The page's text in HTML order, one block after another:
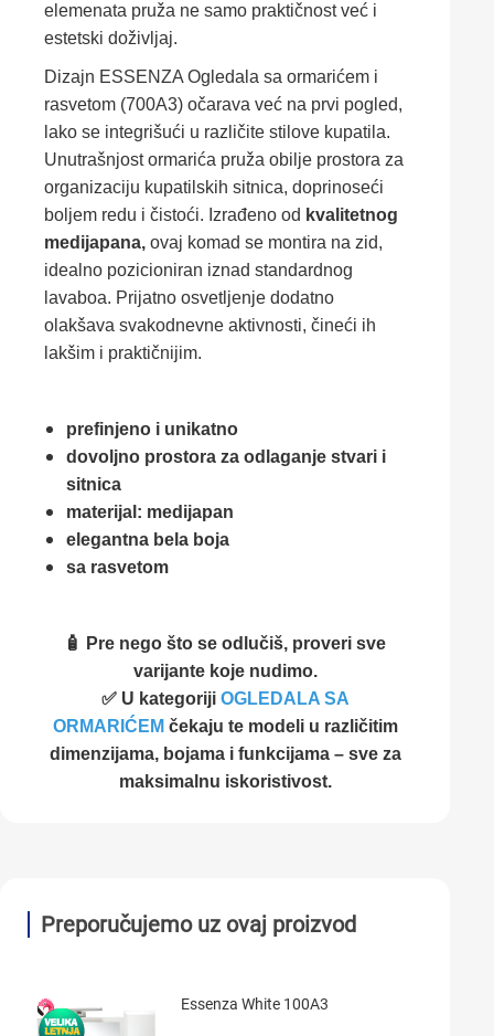
elemenata pruža ne samo praktičnost već i
estetski doživljaj.
Dizajn ESSENZA Ogledala sa ormarićem i
rasvetom (700A3) očarava već na prvi pogled,
lako se integrišući u različite stilove kupatila.
Unutrašnjost ormarića pruža obilje prostora za
organizaciju kupatilskih sitnica, doprinoseći
boljem redu i čistoći. Izrađeno od kvalitetnog
medijapana, ovaj komad se montira na zid,
idealno pozicioniran iznad standardnog
lavaboa. Prijatno osvetljenje dodatno
olakšava svakodnevne aktivnosti, čineći ih
lakšim i praktičnijim.
prefinjeno i unikatno
dovoljno prostora za odlaganje stvari i
sitnica
materijal: medijapan
elegantna bela boja
sa rasvetom
🧴 Pre nego što se odlučiš, proveri sve
varijante koje nudimo.
✅ U kategoriji OGLEDALA SA
ORMARIĆEM čekaju te modeli u različitim
dimenzijama, bojama i funkcijama – sve za
maksimalnu iskoristivost.
Preporučujemo uz ovaj proizvod
Essenza White 100A3